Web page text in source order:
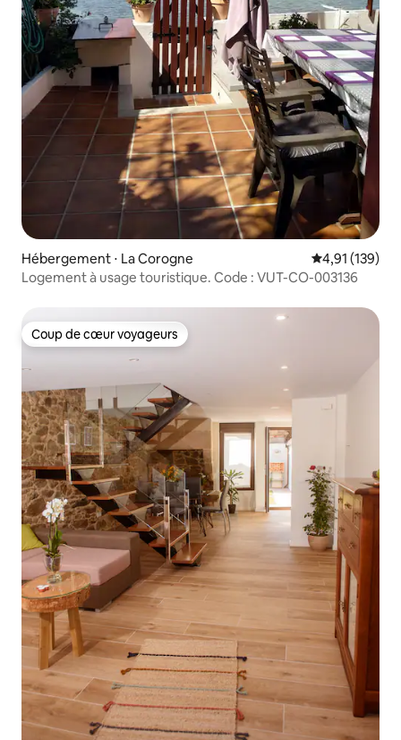
Hébergement ⋅ La Corogne Évaluation
4,91 (139)
Logement à usage touristique. Code : VUT-CO-003136
Coup de cœur voyageurs
Coup de cœur voyageurs